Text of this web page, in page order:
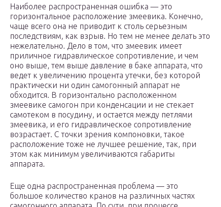
Наиболее распространенная ошибка — это
горизонтальное расположение змеевика. Конечно,
чаще всего она не приводит к столь серьезным
последствиям, как взрыв. Но тем не менее делать это
нежелательно. Дело в том, что змеевик имеет
приличное гидравлическое сопротивление, и чем
оно выше, тем выше давление в баке аппарата, что
ведет к увеличению процента утечки, без которой
практически ни один самогонный аппарат не
обходится. В горизонтально расположенном
змеевике самогон при конденсации и не стекает
самотеком в посудину, и остается между петлями
змеевика, и его гидравлическое сопротивление
возрастает. С точки зрения компоновки, такое
расположение тоже не лучшее решение, так, при
этом как минимум увеличиваются габариты
аппарата.
Еще одна распространенная проблема — это
большое количество кранов на различных частях